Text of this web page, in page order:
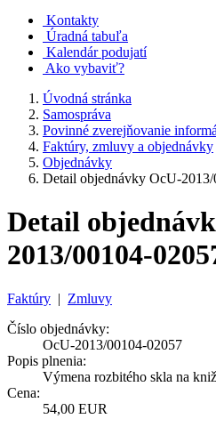
Kontakty
Úradná tabuľa
Kalendár podujatí
Ako vybaviť?
Úvodná stránka
Samospráva
Povinné zverejňovanie
Faktúry, zmluvy a objednávky
Objednávky
Detail objednávky OcU-
Detail
2013/00104-
Faktúry | Zmluvy
Číslo objednávky:
OcU-2013/00104-02057
Popis plnenia:
Výmena rozbitého skla na
Cena:
54,00 EUR